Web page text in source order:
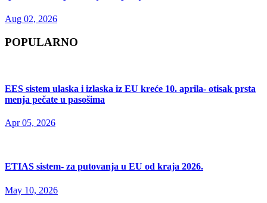
Aug 02, 2026
POPULARNO
EES sistem ulaska i izlaska iz EU kreće 10. aprila- otisak prsta
menja pečate u pasošima
Apr 05, 2026
ETIAS sistem- za putovanja u EU od kraja 2026.
May 10, 2026